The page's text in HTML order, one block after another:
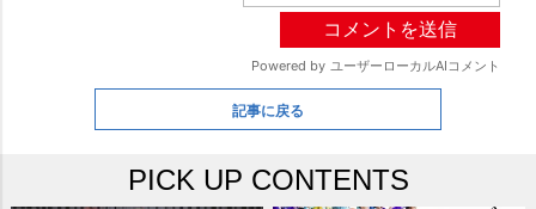
記事に戻る
PICK UP CONTENTS